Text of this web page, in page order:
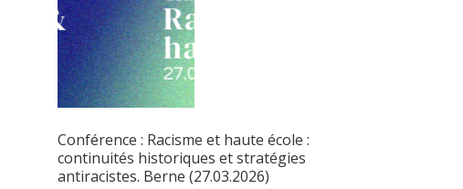
Conférence : Racisme et haute école :
continuités historiques et stratégies
antiracistes. Berne (27.03.2026)